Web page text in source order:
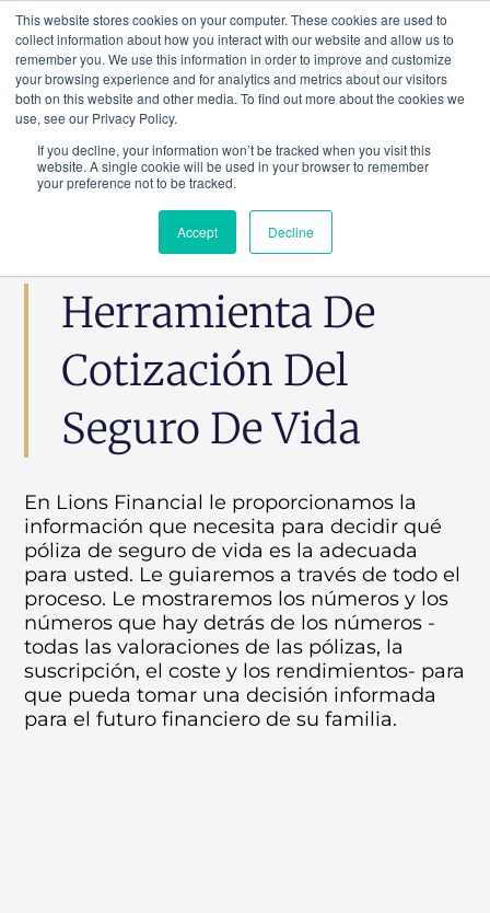
This website stores cookies on your computer. These cookies are used to
collect information about how you interact with our website and allow us to
remember you. We use this information in order to improve and customize
your browsing experience and for analytics and metrics about our visitors
both on this website and other media. To find out more about the cookies we
use, see our Privacy Policy.
If you decline, your information won’t be tracked when you visit this
website. A single cookie will be used in your browser to remember
your preference not to be tracked.
Accept Decline
contenido
Herramienta De
Cotización Del
Seguro De Vida
En Lions Financial le proporcionamos la
información que necesita para decidir qué
póliza de seguro de vida es la adecuada
para usted. Le guiaremos a través de todo el
proceso. Le mostraremos los números y los
números que hay detrás de los números -
todas las valoraciones de las pólizas, la
suscripción, el coste y los rendimientos- para
que pueda tomar una decisión informada
para el futuro financiero de su familia.